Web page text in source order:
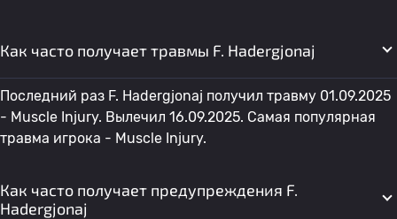
Как часто получает травмы F. Hadergjonaj
Последний раз F. Hadergjonaj получил травму 01.09.2025
- Muscle Injury. Вылечил 16.09.2025. Самая популярная
травма игрока - Muscle Injury.
Как часто получает предупреждения F.
Hadergjonaj